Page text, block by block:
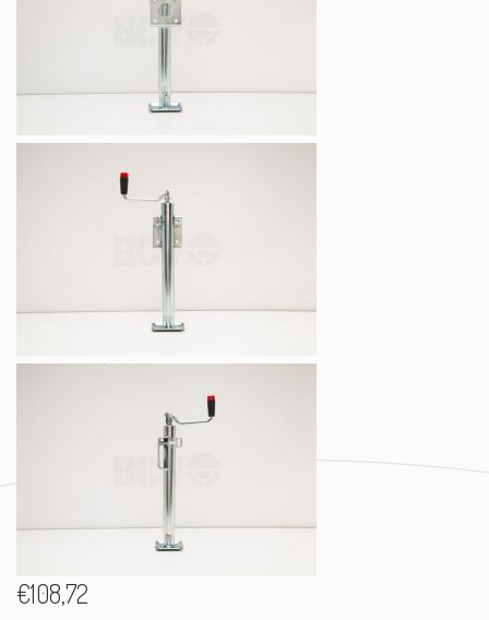
€108,72